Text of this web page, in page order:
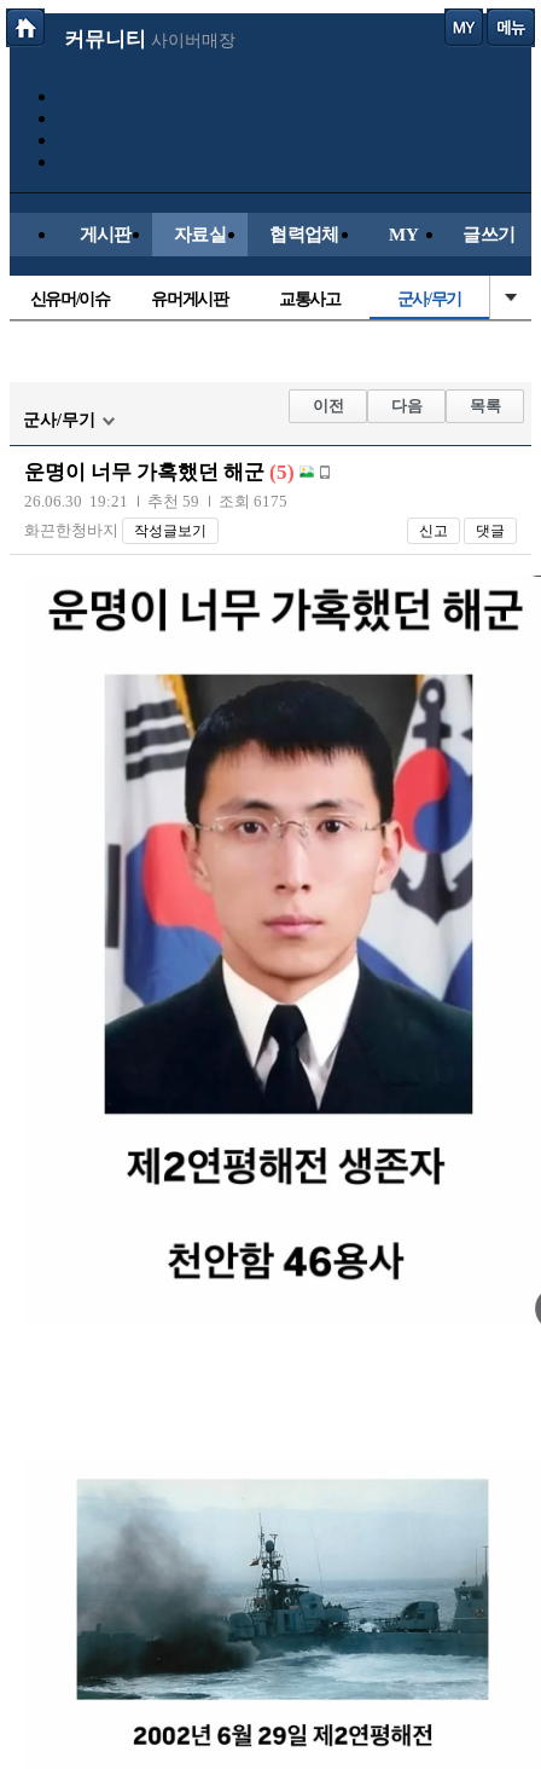
커뮤니티 사이버매장
게시판 자료실 협력업체 MY 글쓰기
신유머/이슈 유머게시판 교통사고 군사/무기
레이싱모델 자유사진
트럭/버스
장착시공사진
군사/무기
이전 다음 목록
운명이 너무 가혹했던 해군 (5)
26.06.30 19:21 추천 59
조회 6175
화끈한청바지
작성글보기 신고 댓글